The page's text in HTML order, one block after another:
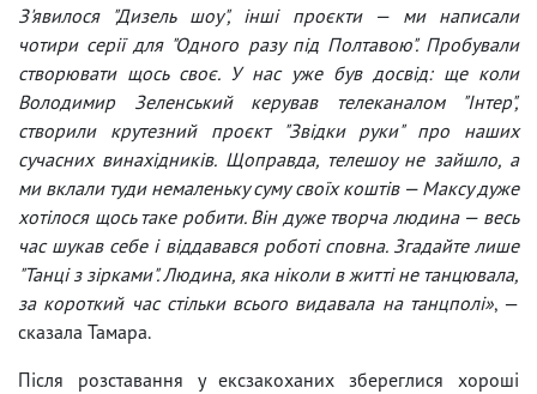
З'явилося "Дизель шоу", інші проєкти — ми написали
чотири серії для "Одного разу під Полтавою". Пробували
створювати щось своє. У нас уже був досвід: ще коли
Володимир Зеленський керував телеканалом "Інтер",
створили крутезний проєкт "Звідки руки" про наших
сучасних винахідників. Щоправда, телешоу не зайшло, а
ми вклали туди немаленьку суму своїх коштів — Максу дуже
хотілося щось таке робити. Він дуже творча людина — весь
час шукав себе і віддавався роботі сповна. Згадайте лише
"Танці з зірками". Людина, яка ніколи в житті не танцювала,
за короткий час стільки всього видавала на танцполі», —
сказала Тамара.
Після розставання у ексзакоханих збереглися хороші